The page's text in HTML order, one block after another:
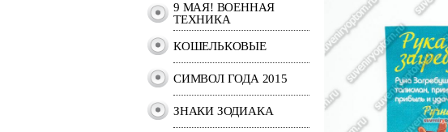
9 МАЯ! ВОЕННАЯ
ТЕХНИКА
КОШЕЛЬКОВЫЕ
СИМВОЛ ГОДА 2015
ЗНАКИ ЗОДИАКА